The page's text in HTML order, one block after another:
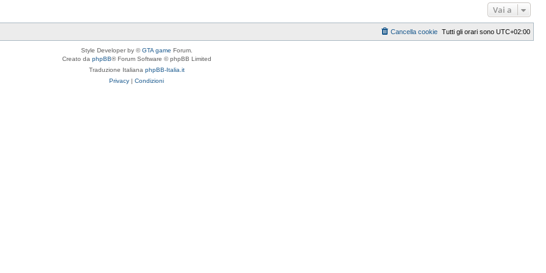
Vai a
Tutti gli orari sono UTC+02:00
Cancella cookie
Style Developer by ©GTA game Forum.
Creato da phpBB® Forum Software © phpBB Limited
Traduzione Italiana phpBB-Italia.it
Privacy | Condizioni